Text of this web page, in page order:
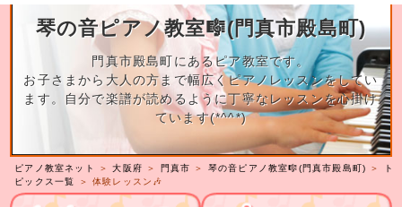
琴の音ピアノ教室🎼(門真市殿島町)
門真市殿島町にあるピア教室です。
お子さまから大人の方まで幅広くピアノレッスンをしてい
ます。自分で楽譜が読めるように丁寧なレッスンを心掛け
ています(*^^*)
ピアノ教室ネット ＞大阪府 ＞ 門真市 ＞ 琴の音ピアノ教室🎼(門真市殿島町) ＞
ト
ピックス一覧
＞ 体験レッスン🎶